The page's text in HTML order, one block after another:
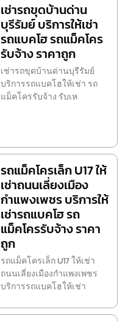
เช่ารถขุดบ้านด่าน
บุรีรัมย์ บริการให้เช่า
รถแบคโฮ รถแม็คโคร
รับจ้าง ราคาถูก
เช่ารถขุดบ้านด่านบุรีรัมย์
บริการรถแบคโฮให้เช่า รถ
แม็คโครรับจ้าง รับเห
รถแม็คโครเล็ก U17 ให้
เช่าถนนเลี่ยงเมือง
กำแพงเพชร บริการให้
เช่ารถแบคโฮ รถ
แม็คโครรับจ้าง ราคา
ถูก
รถแม็คโครเล็ก U17 ให้เช่า
ถนนเลี่ยงเมืองกำแพงเพชร
บริการรถแบคโฮให้เช่า